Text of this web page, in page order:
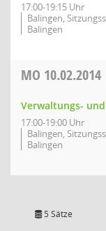
17:00-19:15 Uhr
Balingen,
Balingen
MO 10.02.2014
Verwaltungs-
17:00-19:00 Uhr
Balingen,
Balingen
5 Sätze